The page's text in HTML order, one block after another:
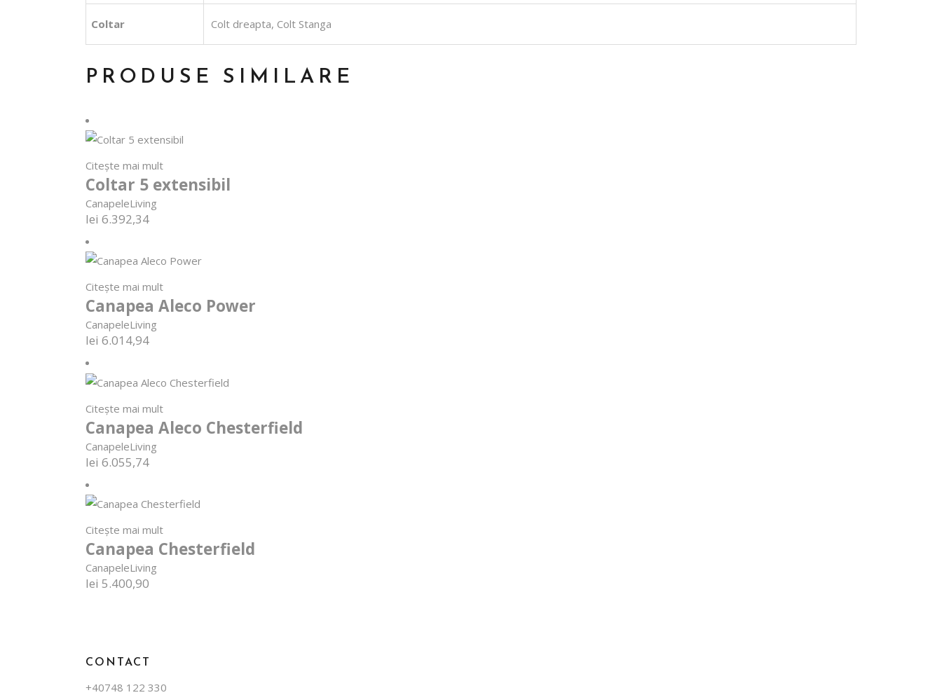
Coltar Colt dreapta, Colt Stanga
PRODUSE SIMILARE
Citește mai mult
Coltar 5 extensibil
CanapeleLiving
lei 6.392,34
Citește mai mult
Canapea Aleco Power
CanapeleLiving
lei 6.014,94
Citește mai mult
Canapea Aleco Chesterfield
CanapeleLiving
lei 6.055,74
Citește mai mult
Canapea Chesterfield
CanapeleLiving
lei 5.400,90
CONTACT
+40748 122 330